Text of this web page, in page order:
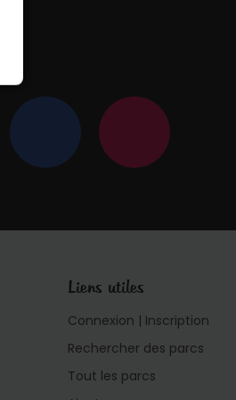
Liens utiles
Connexion | Inscription
Rechercher des parcs
Tout les parcs